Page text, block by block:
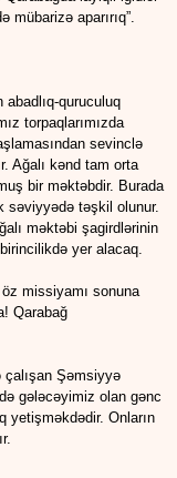
aparırıq”.
abadlıq-quruculuq
torpaqlarımızda
sevinclə
Ağalı kənd tam orta
bir məktəbdir. Burada
səviyyədə təşkil olunur.
məktəbi şagirdlərinin
yer alacaq.
missiyamı sonuna
Qarabağ
çalışan Şəmsiyyə
gələcəyimiz olan gənc
yetişməkdədir. Onların